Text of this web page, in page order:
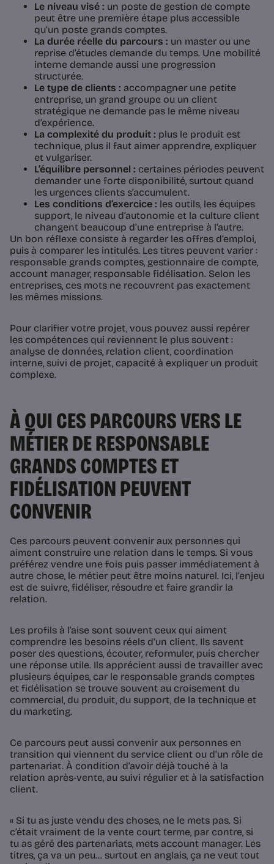
Le niveau visé : un poste de gestion de compte
peut être une première étape plus accessible
qu’un poste grands comptes.
La durée réelle du parcours : un master ou une
reprise d’études demande du temps. Une mobilité
interne demande aussi une progression
structurée.
Le type de clients : accompagner une petite
entreprise, un grand groupe ou un client
stratégique ne demande pas le même niveau
d’expérience.
La complexité du produit : plus le produit est
technique, plus il faut aimer apprendre, expliquer
et vulgariser.
L’équilibre personnel : certaines périodes peuvent
demander une forte disponibilité, surtout quand
les urgences clients s’accumulent.
Les conditions d’exercice : les outils, les équipes
support, le niveau d’autonomie et la culture client
changent beaucoup d’une entreprise à l’autre.
Un bon réflexe consiste à regarder les offres d’emploi,
puis à comparer les intitulés. Les titres peuvent varier :
responsable grands comptes, gestionnaire de compte,
account manager, responsable fidélisation. Selon les
entreprises, ces mots ne recouvrent pas exactement
les mêmes missions.
Pour clarifier votre projet, vous pouvez aussi repérer
les compétences qui reviennent le plus souvent :
analyse de données, relation client, coordination
interne, suivi de projet, capacité à expliquer un produit
complexe.
À QUI CES PARCOURS VERS LE
MÉTIER DE RESPONSABLE
GRANDS COMPTES ET
FIDÉLISATION PEUVENT
CONVENIR
Ces parcours peuvent convenir aux personnes qui
aiment construire une relation dans le temps. Si vous
préférez vendre une fois puis passer immédiatement à
autre chose, le métier peut être moins naturel. Ici, l’enjeu
est de suivre, fidéliser, résoudre et faire grandir la
relation.
Les profils à l’aise sont souvent ceux qui aiment
comprendre les besoins réels d’un client. Ils savent
poser des questions, écouter, reformuler, puis chercher
une réponse utile. Ils apprécient aussi de travailler avec
plusieurs équipes, car le responsable grands comptes
et fidélisation se trouve souvent au croisement du
commercial, du produit, du support, de la technique et
du marketing.
Ce parcours peut aussi convenir aux personnes en
transition qui viennent du service client ou d’un rôle de
partenariat. À condition d’avoir déjà touché à la
relation après-vente, au suivi régulier et à la satisfaction
client.
« Si tu as juste vendu des choses, ne le mets pas. Si
c’était vraiment de la vente court terme, par contre, si
tu as géré des partenariats, mets account manager. Les
titres, ça va un peu… surtout en anglais, ça ne veut tout